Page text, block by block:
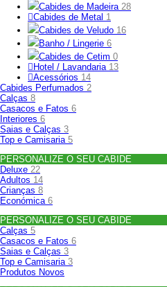
Cabides de Madeira 28
Cabides de Metal 1
Cabides de Veludo 16
Banho / Lingerie 6
Cabides de Cetim 0
Hotel / Lavandaria 13
Acessórios 14
Cabides Perfumados 2
Calças 8
Casacos e Fatos 6
Interiores 6
Saias e Calças 3
Top e Camisaria 5
PERSONALIZE O SEU CABIDE
Deluxe 22
Adultos 14
Crianças 8
Económica 6
PERSONALIZE O SEU CABIDE
Calças 5
Casacos e Fatos 6
Saias e Calças 3
Top e Camisaria 3
Produtos Novos